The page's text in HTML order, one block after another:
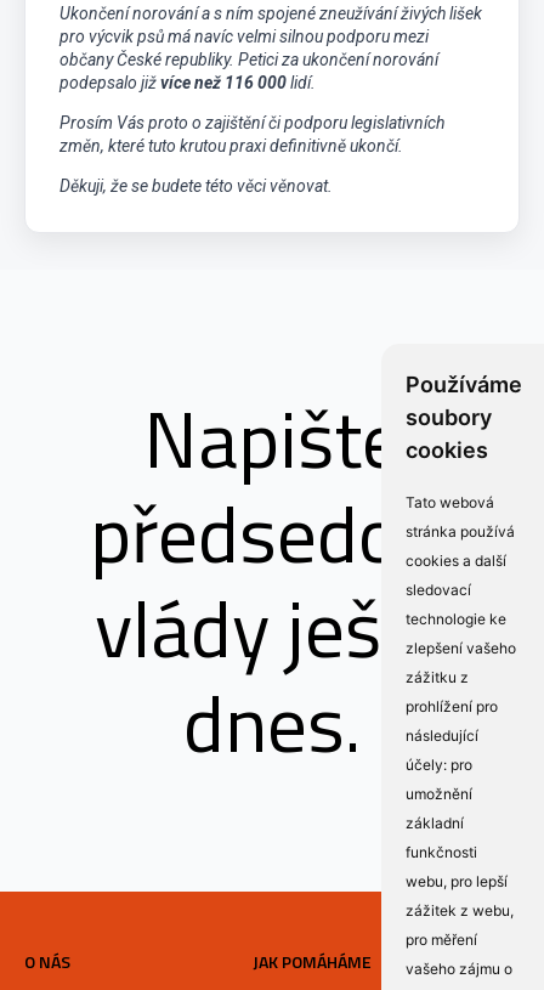
Používáme
soubory
cookies
Tato webová
stránka používá
cookies a další
sledovací
technologie ke
zlepšení vašeho
zážitku z
prohlížení pro
následující
účely: pro
umožnění
základní
funkčnosti
webu, pro lepší
zážitek z webu,
pro měření
vašeho zájmu o
Ukončení norování a s ním spojené zneužívání živých lišek
pro výcvik psů má navíc velmi silnou podporu mezi
občany České republiky. Petici za ukončení norování
podepsalo jižvíce než 116 000lidí.
Prosím Vás proto o zajištění či podporu legislativních
změn, které tuto krutou praxi definitivně ukončí.
Děkuji, že se budete této věci věnovat.
Napište
předsedovi
vlády ještě
dnes.
O NÁS JAK POMÁHÁME